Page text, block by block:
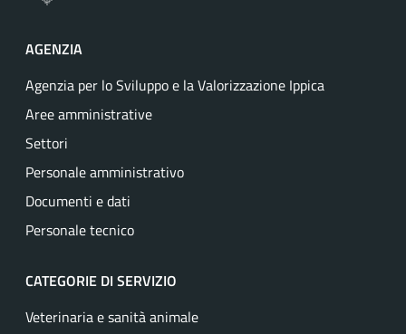
AGENZIA
Agenzia per lo Sviluppo e la Valorizzazione Ippica
Aree amministrative
Settori
Personale amministrativo
Documenti e dati
Personale tecnico
CATEGORIE DI SERVIZIO
Veterinaria e sanità animale